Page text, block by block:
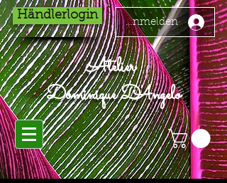
Händlerlogin
Anmelden
Atelier
Dominique D'Angelo